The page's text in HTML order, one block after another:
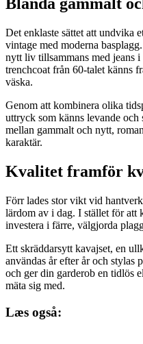
Blanda gammalt
Det enklaste sättet att undvika
vintage med moderna
nytt liv tillsammans med jeans
trenchcoat från 60-talet känns
väska.
Genom att kombinera olika
uttryck som känns levande
mellan gammalt och nytt,
karaktär.
Kvalitet framför
Förr lades stor vikt vid
lärdom av i dag. I stället för att
investera i färre, välgjorda
Ett skräddarsytt kavajset, en
användas år efter år och stylas
och ger din garderob en tidlös
mäta sig med.
Læs også: